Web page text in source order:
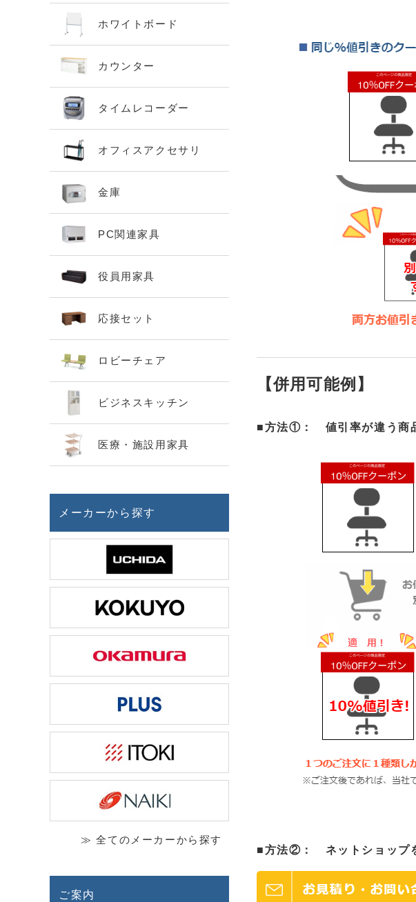
【併用可能例】
■方法①： 値引率が違う商
■方法②： ネットショップ
ホワイトボード
カウンター
タイムレコーダー
オフィスアクセサリ
金庫
PC関連家具
役員用家具
応接セット
ロビーチェア
ビジネスキッチン
医療・施設用家具
メーカーから探す
≫ 全てのメーカーから探す
ご案内